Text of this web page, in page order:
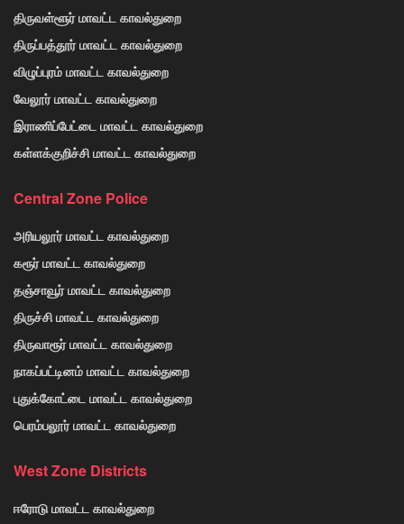
திருவள்ளூர் மாவட்ட காவல்துறை
திருப்பத்தூர் மாவட்ட காவல்துறை
விழுப்புரம் மாவட்ட காவல்துறை
வேலூர் மாவட்ட காவல்துறை
இராணிப்பேட்டை மாவட்ட காவல்துறை
கள்ளக்குறிச்சி மாவட்ட காவல்துறை
Central Zone Police
அரியலூர் மாவட்ட காவல்துறை
கரூர் மாவட்ட காவல்துறை
தஞ்சாவூர் மாவட்ட காவல்துறை
திருச்சி மாவட்ட காவல்துறை
திருவாரூர் மாவட்ட காவல்துறை
நாகப்பட்டினம் மாவட்ட காவல்துறை
புதுக்கோட்டை மாவட்ட காவல்துறை
பெரம்பலூர் மாவட்ட காவல்துறை
West Zone Districts
ஈரோடு மாவட்ட காவல்துறை